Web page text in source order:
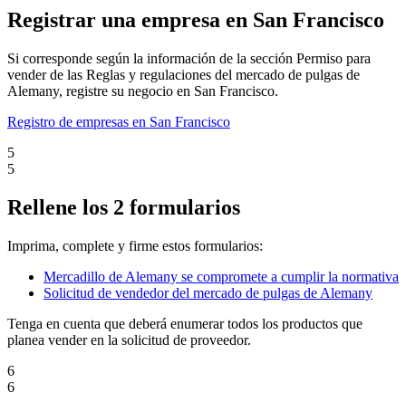
Registrar una empresa en San Francisco
Si corresponde según la información de la sección Permiso para
vender de las Reglas y regulaciones del mercado de pulgas de
Alemany, registre su negocio en San Francisco.
Registro de empresas en San Francisco
5
5
Rellene los 2 formularios
Imprima, complete y firme estos formularios:
Mercadillo de Alemany se compromete a cumplir la normativa
Solicitud de vendedor del mercado de pulgas de Alemany
Tenga en cuenta que deberá enumerar todos los productos que
planea vender en la solicitud de proveedor.
6
6